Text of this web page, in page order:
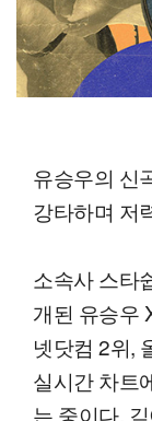
유승우의 신
강타하며 저
소속사 스타
개된 유승우
넷닷컴 2위,
실시간 차트
는 중이다.